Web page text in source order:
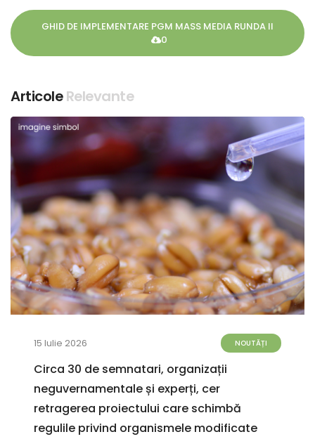
GHID DE IMPLEMENTARE PGM MASS MEDIA RUNDA II
0
ArticoleRelevante
15 Iulie 2026 NOUTĂȚI
Circa 30 de semnatari, organizații
neguvernamentale și experți, cer
retragerea proiectului care schimbă
regulile privind organismele modificate